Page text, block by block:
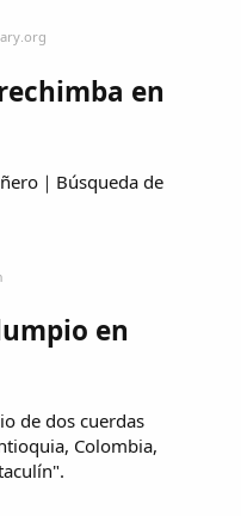
en
｜Búsqueda de
en
de dos cuerdas
Colombia,